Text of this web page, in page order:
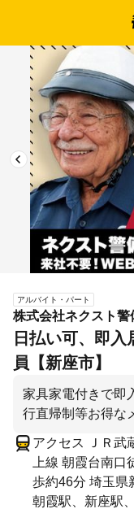
アルバイト・パート
株式会社ネクスト
日払い可、即
員【新座市】
家具家電付きで
行直帰制等お得な
アクセス ＪＲ武
上線 朝霞台南
歩約46分 埼玉県
朝霞駅、新座駅